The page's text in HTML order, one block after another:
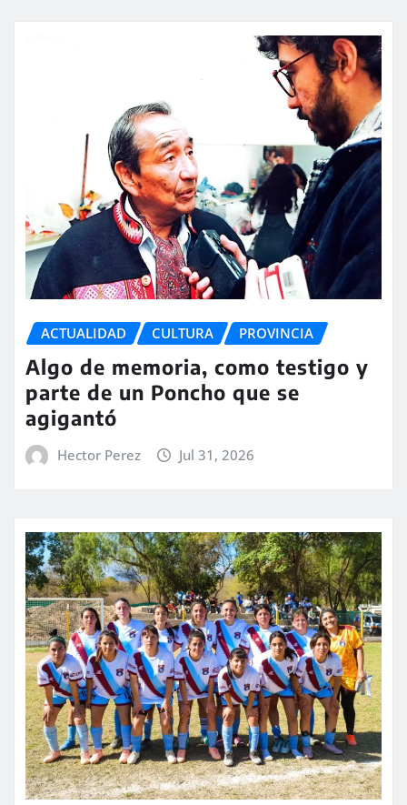
ACTUALIDAD CULTURA PROVINCIA
Algo de memoria, como testigo y
parte de un Poncho que se
agigantó
Hector Perez Jul 31, 2026